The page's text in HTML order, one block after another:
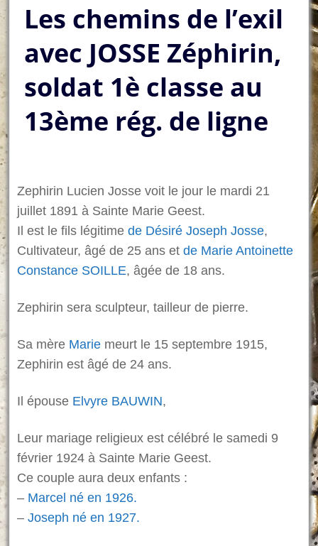
Les chemins de l’exil
avec JOSSE Zéphirin,
soldat 1è classe au
13ème rég. de ligne
Zephirin Lucien Josse voit le jour le mardi 21
juillet 1891 à Sainte Marie Geest.
Il est le fils légitimede Désiré Joseph Josse,
Cultivateur, âgé de 25 ans etde Marie Antoinette
Constance SOILLE, âgée de 18 ans.
Zephirin sera sculpteur, tailleur de pierre.
Sa mère Marie meurt le 15 septembre 1915,
Zephirin est âgé de 24 ans.
Il épouse Elvyre BAUWIN,
Leur mariage religieux est célébré le samedi 9
février 1924 à Sainte Marie Geest.
Ce couple aura deux enfants :
– Marcel né en 1926.
– Joseph né en 1927.